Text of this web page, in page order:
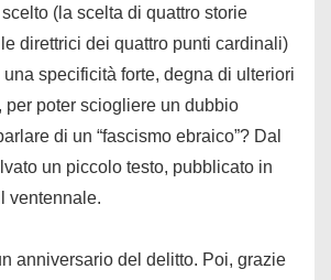
(la scelta di quattro storie
direttrici dei quattro punti cardinali)
una specificità forte, degna di ulteriori
per poter sciogliere un dubbio
di un “fascismo ebraico”? Dal
un piccolo testo, pubblicato in
ventennale.
anniversario del delitto. Poi, grazie